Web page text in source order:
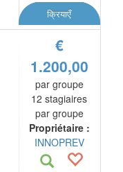
क्रियाएँ
€
1.200,00
par groupe
12 stagiaires
par groupe
Propriétaire :
INNOPREV